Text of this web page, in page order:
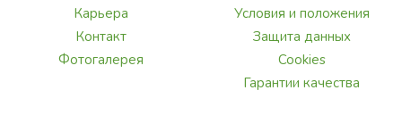
Карьера
Контакт
Фотогалерея
Условия и положения
Защита данных
Cookies
Гарантии качества